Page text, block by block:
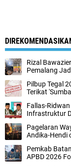
Rizal
Pemalang
Pilbup Tegal
Terikat
Fallas-
Infrastruktur
Pagelaran
Andika-Hendi
Pemkab
APBD 2026